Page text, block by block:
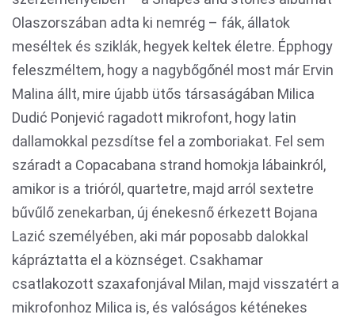
Olaszorszában adta ki nemrég – fák, állatok
meséltek és sziklák, hegyek keltek életre. Épphogy
feleszméltem, hogy a nagybőgőnél most már Ervin
Malina állt, mire újabb ütős társaságában Milica
Dudić Ponjević ragadott mikrofont, hogy latin
dallamokkal pezsdítse fel a zomboriakat. Fel sem
száradt a Copacabana strand homokja lábainkról,
amikor is a trióról, quartetre, majd arról sextetre
bűvűlő zenekarban, új énekesnő érkezett Bojana
Lazić személyében, aki már poposabb dalokkal
kápráztatta el a köznséget. Csakhamar
csatlakozott szaxafonjával Milan, majd visszatért a
mikrofonhoz Milica is, és valóságos kéténekes